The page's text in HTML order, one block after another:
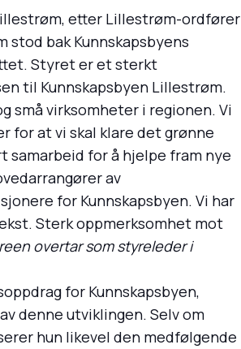
etter Lillestrøm-ordfører
stod bak Kunnskapsbyens
Styret er et sterkt
til Kunnskapsbyen Lillestrøm.
små virksomheter i regionen. Vi
for at vi skal klare det grønne
samarbeid for å hjelpe fram nye
av
for Kunnskapsbyen. Vi har
Sterk oppmerksomhet mot
overtar som styreleder i
for Kunnskapsbyen,
denne utviklingen. Selv om
hun likevel den medfølgende